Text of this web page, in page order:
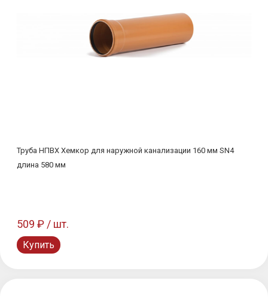
Труба НПВХ Хемкор для наружной канализации 160 мм SN4
длина 580 мм
509 ₽ / шт.
Купить